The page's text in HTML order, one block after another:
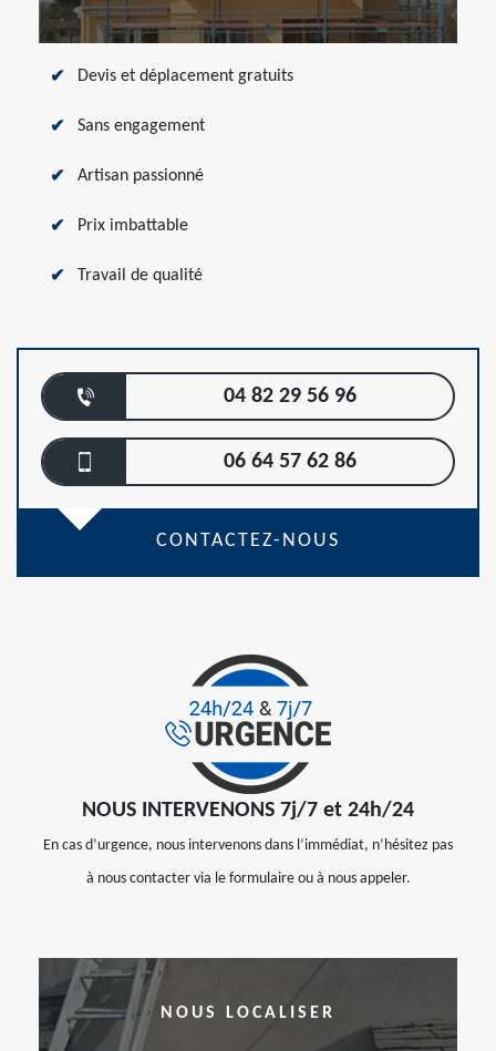
Devis et déplacement gratuits
Sans engagement
Artisan passionné
Prix imbattable
Travail de qualité
04 82 29 56 96
06 64 57 62 86
CONTACTEZ-NOUS
NOUS INTERVENONS 7j/7 et 24h/24
En cas d’urgence, nous intervenons dans l’immédiat, n’hésitez pas
à nous contacter via le formulaire ou à nous appeler.
NOUS LOCALISER